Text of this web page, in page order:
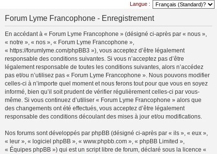
Langue :
Forum Lyme Francophone - Enregistrement
En accédant à « Forum Lyme Francophone » (désigné ci-après par « nous »,
« notre », « nos », « Forum Lyme Francophone »,
« https://forumlyme.com/phpBB3 »), vous acceptez d’être légalement
responsable des conditions suivantes. Si vous n’acceptez pas d’être
légalement responsable de toutes les conditions suivantes, alors n’accédez
pas et/ou n’utilisez pas « Forum Lyme Francophone ». Nous pouvons modifier
celles-ci à n’importe quel moment et nous ferons tout pour que vous en soyez
informé, bien qu’il soit prudent de vérifier régulièrement celles-ci par vous-
même. Si vous continuez d’utiliser « Forum Lyme Francophone » alors que
des changements ont été effectués, vous acceptez d’être légalement
responsable des conditions découlant des mises à jour et/ou modifications.
Nos forums sont développés par phpBB (désigné ci-après par « ils », « eux »,
« leur », « logiciel phpBB », « www.phpbb.com », « phpBB Limited »,
« Équipes phpBB ») qui est un script libre de forum, déclaré sous la licence «